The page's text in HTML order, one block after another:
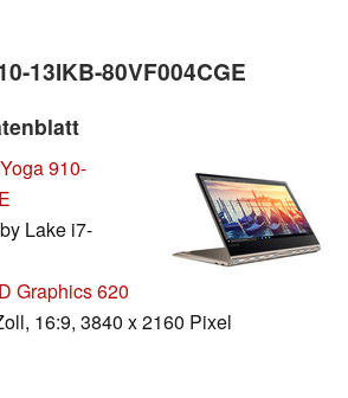
13IKB-80VF004CGE
910-
Lake i7-
Graphics 620
16:9, 3840 x 2160 Pixel